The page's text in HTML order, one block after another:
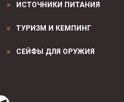
ИСТОЧНИКИ ПИТАНИЯ
ТУРИЗМ И КЕМПИНГ
СЕЙФЫ ДЛЯ ОРУЖИЯ